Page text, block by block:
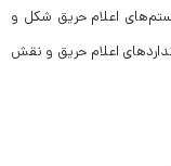
اعلام حریق شکل و
اعلام حریق و نقش